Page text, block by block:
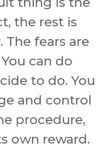
the rest is
The fears are
can do
to do. You
and control
procedure,
own reward.